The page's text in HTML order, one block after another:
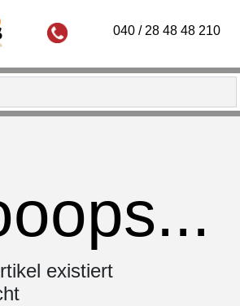
040 / 28 48 48 210
existiert